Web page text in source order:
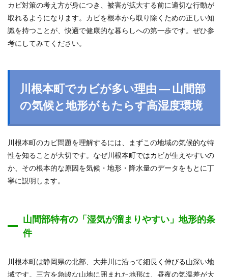
カビ対策の考え方が身につき、被害が拡大する前に適切な行動が
取れるようになります。カビを根本から取り除くための正しい知
識を持つことが、快適で健康的な暮らしへの第一歩です。ぜひ参
考にしてみてください。
川根本町でカビが多い理由 ― 山間部
の気候と地形がもたらす高湿度環境
川根本町のカビ問題を理解するには、まずこの地域の気候的な特
性を知ることが大切です。なぜ川根本町ではカビが生えやすいの
か、その根本的な原因を気候・地形・降水量のデータをもとに丁
寧に説明します。
山間部特有の「湿気が溜まりやすい」地形的条
件
川根本町は静岡県の北部、大井川に沿って細長く伸びる山深い地
域です。三方を急峻な山地に囲まれた地形は、昼夜の気温差が大